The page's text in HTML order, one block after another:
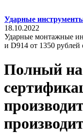
Ударные
18.10.2022
Ударные монтажные
и D914 от 1350 рублей
Полный